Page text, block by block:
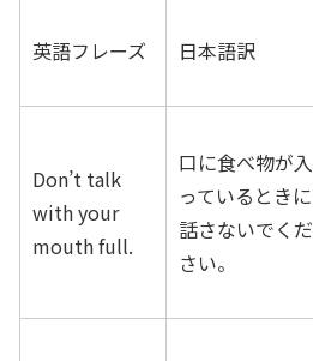
英語フレーズ 日本語訳
Don’t talk
with your
mouth full.
口に食べ物が入
っているときに
話さないでくだ
さい。